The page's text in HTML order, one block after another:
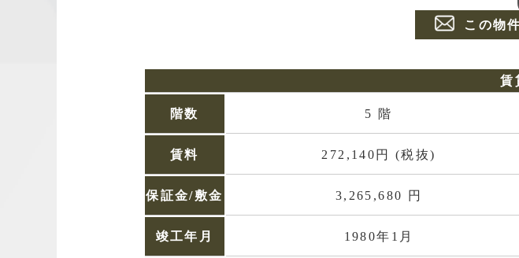
この物件
賃
階数 5 階
賃料 272,140円 (税抜)
保証金/敷金 3,265,680 円
竣工年月 1980年1月